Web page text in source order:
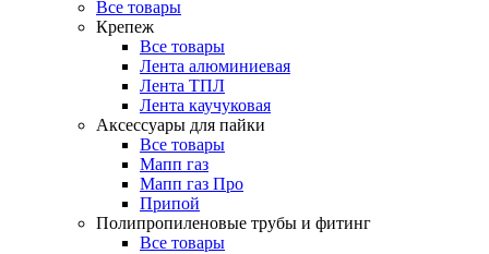
Все товары
Крепеж
Все товары
Лента алюминиевая
Лента ТПЛ
Лента каучуковая
Аксессуары для пайки
Все товары
Мапп газ
Мапп газ Про
Припой
Полипропиленовые трубы и фитинг
Все товары